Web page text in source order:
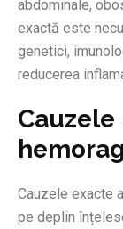
abdominale,
exactă este
genetici,
reducerea
Cauzele exacte
pe deplin